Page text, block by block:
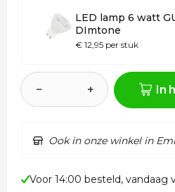
LED lamp 6 watt
DImtone
€ 12,95 per stuk
− + In
Ook in onze winkel in
Voor 14:00 besteld, vandaag